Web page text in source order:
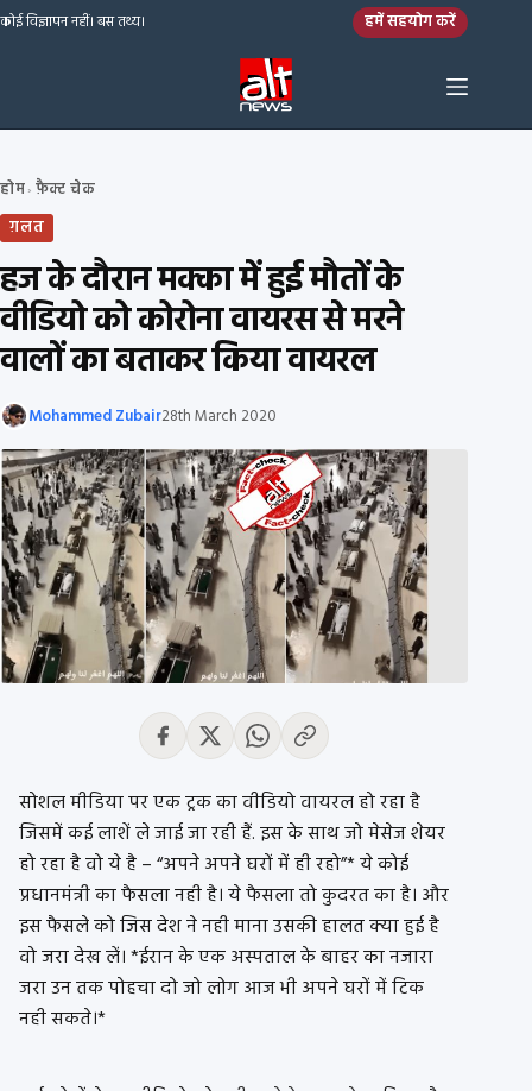
Skip to content
कोई विज्ञापन नहीं। बस तथ्य। हमें सहयोग करें
होम› फ़ैक्ट चेक
ग़लत
हज के दौरान मक्का में हुई मौतों के
वीडियो को कोरोना वायरस से मरने
वालों का बताकर किया वायरल
Mohammed Zubair28th March 2020
सोशल मीडिया पर एक ट्रक का वीडियो वायरल हो रहा है
जिसमें कई लाशें ले जाई जा रही हैं. इस के साथ जो मेसेज शेयर
हो रहा है वो ये है – “अपने अपने घरों में ही रहो”* ये कोई
प्रधानमंत्री का फैसला नही है। ये फैसला तो कुदरत का है। और
इस फैसले को जिस देश ने नही माना उसकी हालत क्या हुई है
वो जरा देख लें। *ईरान के एक अस्पताल के बाहर का नजारा
जरा उन तक पोहचा दो जो लोग आज भी अपने घरों में टिक
नही सकते।*